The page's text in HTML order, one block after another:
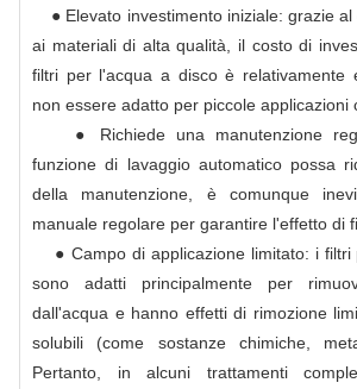
● Elevato investimento iniziale: grazie al
ai materiali di alta qualità, il costo di
filtri per l'acqua a disco è relativamente
non essere adatto per piccole applicazioni
● Richiede una manutenzione
funzione di lavaggio automatico possa
della manutenzione, è comunque
manuale regolare per garantire l'effetto di
● Campo di applicazione limitato: i filtri
sono adatti principalmente per
dall'acqua e hanno effetti di rimozione
solubili (come sostanze chimiche,
Pertanto, in alcuni trattamenti